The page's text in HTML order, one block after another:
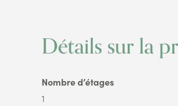
Détails sur la
Nombre d’étages
1